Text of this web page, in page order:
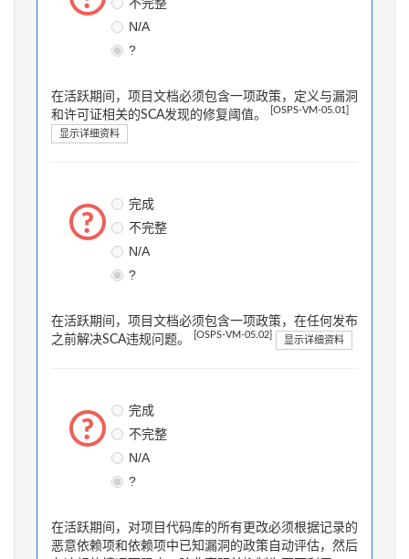
N/A
?
在活跃期间，项目文档必须包含一项政策，定义与漏洞
和许可证相关的SCA发现的修复阈值。
[OSPS-VM-05.01]
显示详细资料
完成
不完整
N/A
?
在活跃期间，项目文档必须包含一项政策，在任何发布
之前解决SCA违规问题。
[OSPS-VM-05.02] 显示详细资料
完成
不完整
N/A
?
在活跃期间，对项目代码库的所有更改必须根据记录的
恶意依赖项和依赖项中已知漏洞的政策自动评估，然后